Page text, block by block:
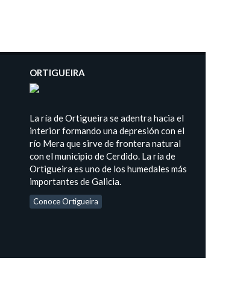
ORTIGUEIRA
La ría de Ortigueira se adentra hacia el
interior formando una depresión con el
río Mera que sirve de frontera natural
con el municipio de Cerdido. La ría de
Ortigueira es uno de los humedales más
importantes de Galicia.
Conoce Ortigueira